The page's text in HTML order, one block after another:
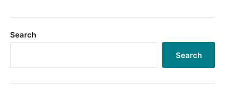
Search
Search